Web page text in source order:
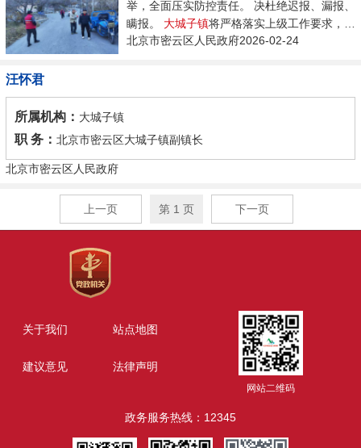
举，全面压实防控责任。 决杜绝迟报、漏报、
瞒报。 大城子镇将严格落实上级工作要求，
强...
北京市密云区人民政府2026-02-24
汪怀君
所属机构： 大城子镇
职 务： 北京市密云区大城子镇副镇长
北京市密云区人民政府
上一页 第 1 页 下一页
关于我们 站点地图
建议意见 法律声明
网站二维码
政务服务热线：12345